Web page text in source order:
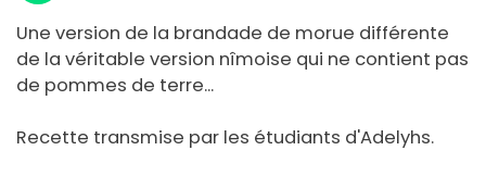
Une version de la brandade de morue différente
de la véritable version nîmoise qui ne contient pas
de pommes de terre...
Recette transmise par les étudiants d'Adelyhs.